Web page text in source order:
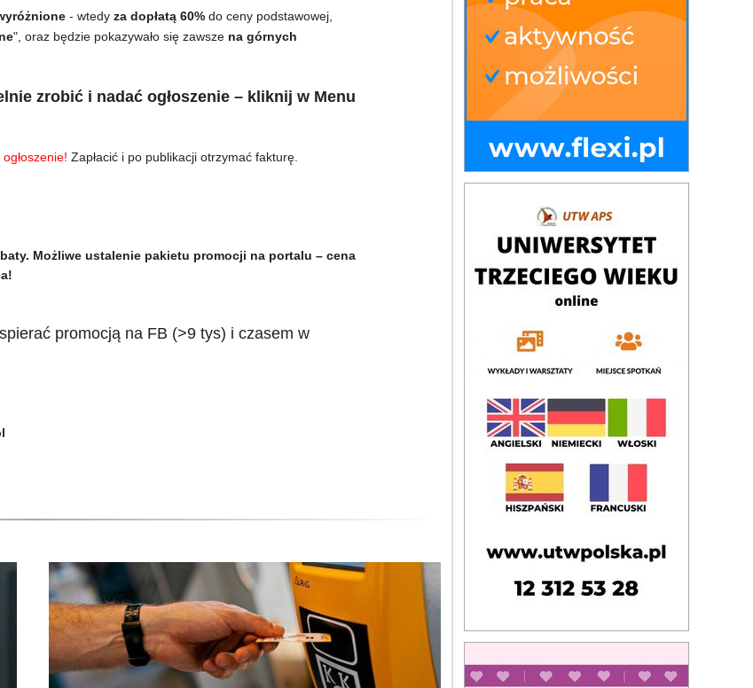
- wtedy za dopłatą 60% do ceny podstawowej,
", oraz będzie pokazywało się zawsze na górnych
zrobić i nadać ogłoszenie – kliknij w Menu
Zapłacić i po publikacji otrzymać fakturę.
Możliwe ustalenie pakietu promocji na portalu – cena
promocją na FB (>9 tys) i czasem w